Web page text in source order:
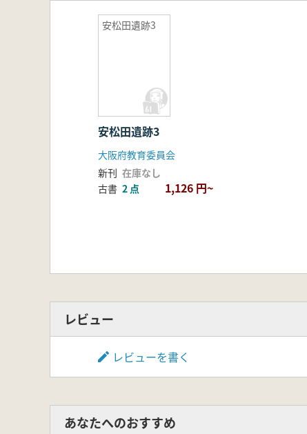
安松田遺跡3
安松田遺跡3
大阪府教育委員会
新刊 在庫なし
古書 2 点 1,126 円~
レビュー
レビューを書く
あなたへのおすすめ